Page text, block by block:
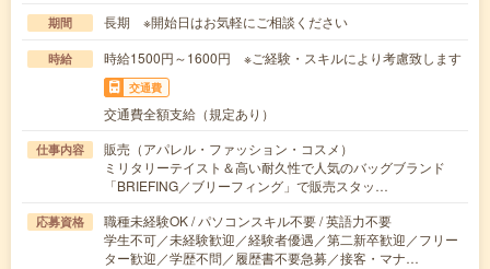
期間 長期 ※開始日はお気軽にご相談ください
時給 時給1500円～1600円 ※ご経験・スキルにより考慮致します
交通費
交通費全額支給（規定あり）
仕事内容
販売（アパレル・ファッション・コスメ）
ミリタリーテイスト＆高い耐久性で人気のバッグブランド
「BRIEFING／ブリーフィング」で販売スタッ…
応募資格
職種未経験OK / パソコンスキル不要 / 英語力不要
学生不可／未経験歓迎／経験者優遇／第二新卒歓迎／フリー
ター歓迎／学歴不問／履歴書不要急募／接客・マナ…